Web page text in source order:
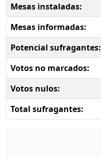
Mesas instaladas:
Mesas informadas:
Potencial sufragantes:
Votos no marcados:
Votos nulos:
Total sufragantes: